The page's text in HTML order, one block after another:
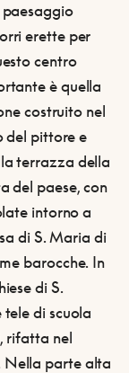
erette per
centro
è quella
costruito nel
del pittore e
terrazza della
del paese, con
intorno a
di S. Maria di
barocche. In
di S.
tele di scuola
rifatta nel
Nella parte alta